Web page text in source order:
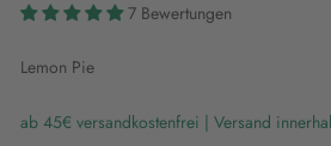
7 Bewertungen
Lemon Pie
ab 45€ versandkostenfrei | Versand